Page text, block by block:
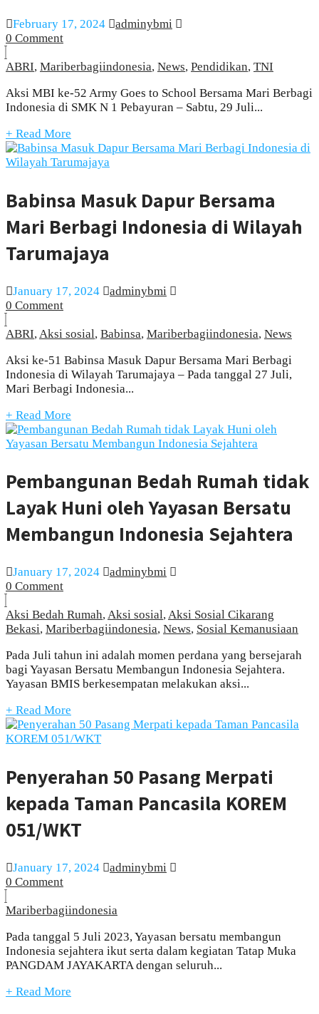
February 17, 2024
adminybmi
0 Comment
ABRI, Mariberbagiindonesia, News, Pendidikan, TNI
Aksi MBI ke-52 Army Goes to School Bersama Mari Berbagi
Indonesia di SMK N 1 Pebayuran – Sabtu, 29 Juli...
+ Read More
Babinsa Masuk Dapur Bersama
Mari Berbagi Indonesia di Wilayah
Tarumajaya
January 17, 2024
adminybmi
0 Comment
ABRI,Aksi sosial, Babinsa, Mariberbagiindonesia, News
Aksi ke-51 Babinsa Masuk Dapur Bersama Mari Berbagi
Indonesia di Wilayah Tarumajaya – Pada tanggal 27 Juli,
Mari Berbagi Indonesia...
+ Read More
Pembangunan Bedah Rumah tidak
Layak Huni oleh Yayasan Bersatu
Membangun Indonesia Sejahtera
January 17, 2024
adminybmi
0 Comment
Aksi Bedah Rumah,Aksi sosial,Aksi Sosial Cikarang
Bekasi, Mariberbagiindonesia, News, Sosial Kemanusiaan
Pada Juli tahun ini adalah momen perdana yang bersejarah
bagi Yayasan Bersatu Membangun Indonesia Sejahtera.
Yayasan BMIS berkesempatan melakukan aksi...
+ Read More
Penyerahan 50 Pasang Merpati
kepada Taman Pancasila KOREM
051/WKT
January 17, 2024
adminybmi
0 Comment
Mariberbagiindonesia
Pada tanggal 5 Juli 2023, Yayasan bersatu membangun
Indonesia sejahtera ikut serta dalam kegiatan Tatap Muka
PANGDAM JAYAKARTA dengan seluruh...
+ Read More